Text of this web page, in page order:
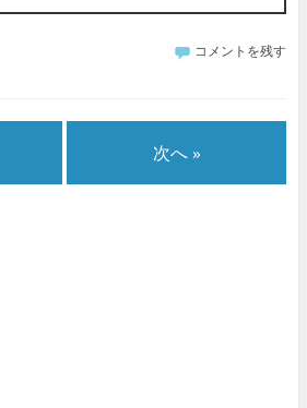
コメントを残す
次へ »